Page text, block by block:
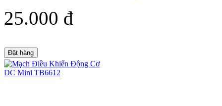
25.000 đ
Đặt hàng